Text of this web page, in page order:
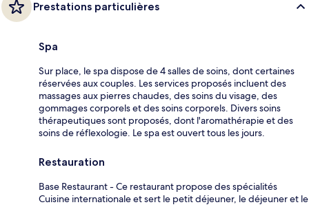
Prestations particulières
Spa
Sur place, le spa dispose de 4 salles de soins, dont certaines
réservées aux couples. Les services proposés incluent des
massages aux pierres chaudes, des soins du visage, des
gommages corporels et des soins corporels. Divers soins
thérapeutiques sont proposés, dont l'aromathérapie et des
soins de réflexologie. Le spa est ouvert tous les jours.
Restauration
Base Restaurant - Ce restaurant propose des spécialités
Cuisine internationale et sert le petit déjeuner, le déjeuner et le